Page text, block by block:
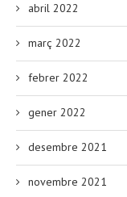
abril 2022
març 2022
febrer 2022
gener 2022
desembre 2021
novembre 2021